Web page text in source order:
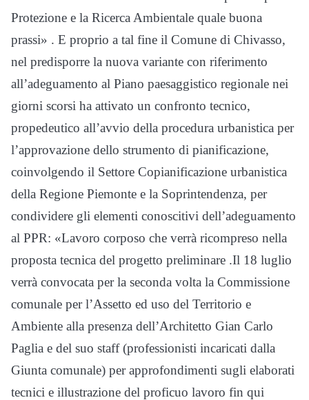
Protezione e la Ricerca Ambientale quale buona
prassi» . E proprio a tal fine il Comune di Chivasso,
nel predisporre la nuova variante con riferimento
all’adeguamento al Piano paesaggistico regionale nei
giorni scorsi ha attivato un confronto tecnico,
propedeutico all’avvio della procedura urbanistica per
l’approvazione dello strumento di pianificazione,
coinvolgendo il Settore Copianificazione urbanistica
della Regione Piemonte e la Soprintendenza, per
condividere gli elementi conoscitivi dell’adeguamento
al PPR: «Lavoro corposo che verrà ricompreso nella
proposta tecnica del progetto preliminare .Il 18 luglio
verrà convocata per la seconda volta la Commissione
comunale per l’Assetto ed uso del Territorio e
Ambiente alla presenza dell’Architetto Gian Carlo
Paglia e del suo staff (professionisti incaricati dalla
Giunta comunale) per approfondimenti sugli elaborati
tecnici e illustrazione del proficuo lavoro fin qui